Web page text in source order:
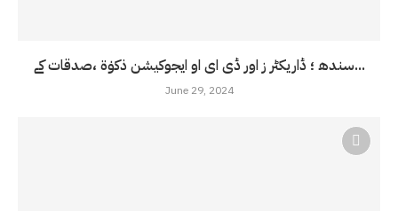
سندھ ؛ ڈاریکٹر ز اور ڈی ای او ایجوکیشن ذکوٰۃ ،صدقات کے...
June 29, 2024